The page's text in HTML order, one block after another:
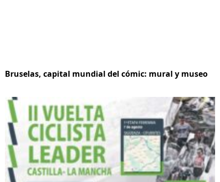
Bruselas, capital mundial del cómic: mural y museo